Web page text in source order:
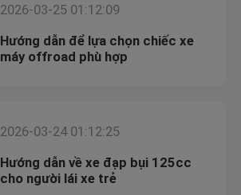
2026-03-25 01:12:09
Hướng dẫn để lựa chọn chiếc xe
máy offroad phù hợp
2026-03-24 01:12:25
Hướng dẫn về xe đạp bụi 125cc
cho người lái xe trẻ